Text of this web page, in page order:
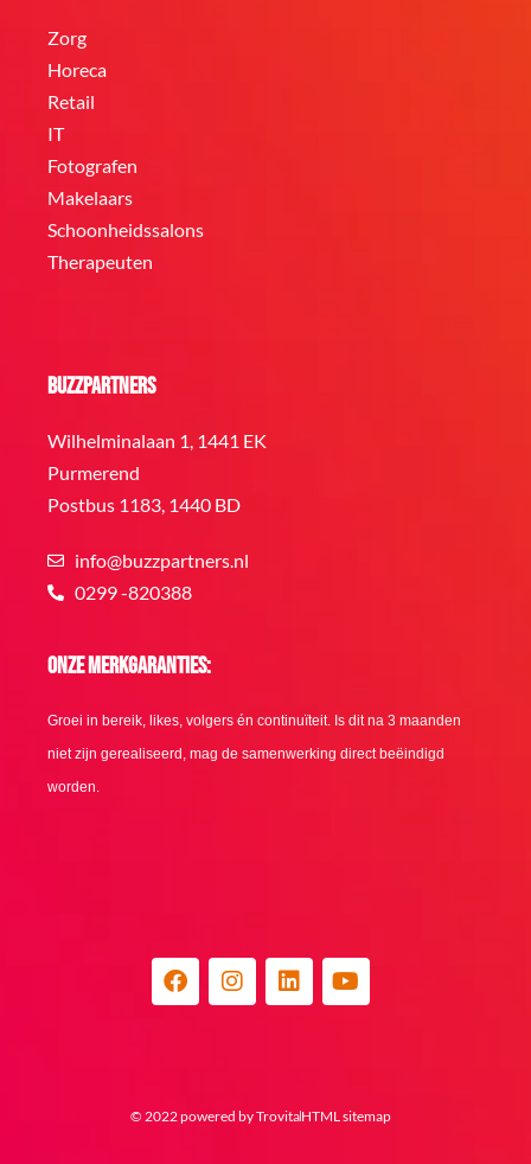
Zorg
Horeca
Retail
IT
Fotografen
Makelaars
Schoonheidssalons
Therapeuten
BuzzPartners
Wilhelminalaan 1, 1441 EK
Purmerend
Postbus 1183, 1440 BD
info@buzzpartners.nl
0299 -820388
Onze merkgaranties:
Groei in bereik, likes, volgers én continuïteit. Is dit na 3 maanden
niet zijn gerealiseerd, mag de samenwerking direct beëindigd
worden.
© 2022 powered by TrovitaHTML sitemap
F
a
c
o
k
I
n
s
r
L
i
n
i
Y
o
u
e